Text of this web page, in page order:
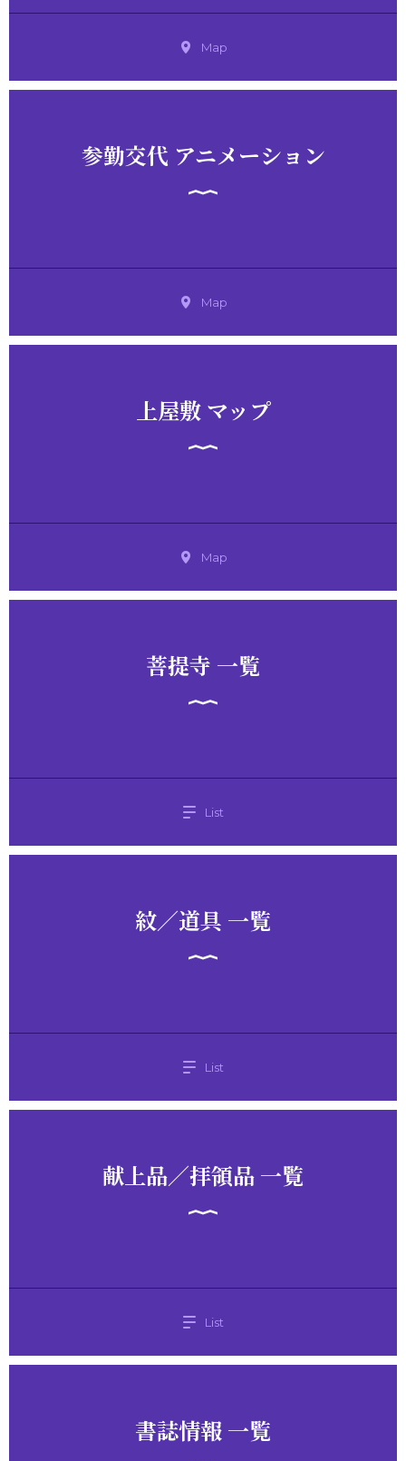
Map
参勤交代 アニメーション
Map
上屋敷 マップ
Map
菩提寺 一覧
List
紋／道具 一覧
List
献上品／拝領品 一覧
List
書誌情報 一覧